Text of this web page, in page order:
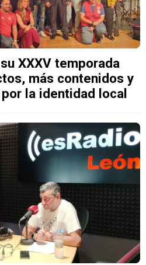
XXXV temporada
más contenidos y
la identidad local